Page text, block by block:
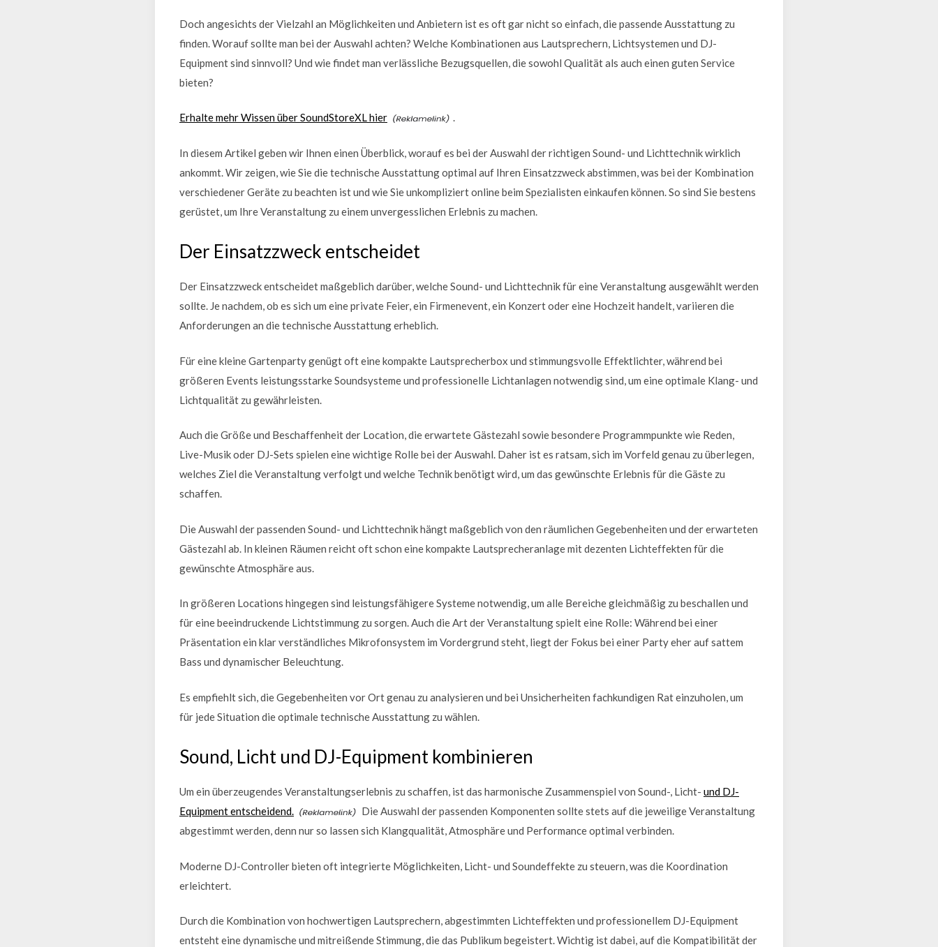
Doch angesichts der Vielzahl an Möglichkeiten und Anbietern ist es oft gar nicht so einfach, die passende Ausstattung zu
finden. Worauf sollte man bei der Auswahl achten? Welche Kombinationen aus Lautsprechern, Lichtsystemen und DJ-
Equipment sind sinnvoll? Und wie findet man verlässliche Bezugsquellen, die sowohl Qualität als auch einen guten Service
bieten?
Erhalte mehr Wissen über SoundStoreXL hier .
In diesem Artikel geben wir Ihnen einen Überblick, worauf es bei der Auswahl der richtigen Sound- und Lichttechnik wirklich
ankommt. Wir zeigen, wie Sie die technische Ausstattung optimal auf Ihren Einsatzzweck abstimmen, was bei der Kombination
verschiedener Geräte zu beachten ist und wie Sie unkompliziert online beim Spezialisten einkaufen können. So sind Sie bestens
gerüstet, um Ihre Veranstaltung zu einem unvergesslichen Erlebnis zu machen.
Der Einsatzzweck entscheidet
Der Einsatzzweck entscheidet maßgeblich darüber, welche Sound- und Lichttechnik für eine Veranstaltung ausgewählt werden
sollte. Je nachdem, ob es sich um eine private Feier, ein Firmenevent, ein Konzert oder eine Hochzeit handelt, variieren die
Anforderungen an die technische Ausstattung erheblich.
Für eine kleine Gartenparty genügt oft eine kompakte Lautsprecherbox und stimmungsvolle Effektlichter, während bei
größeren Events leistungsstarke Soundsysteme und professionelle Lichtanlagen notwendig sind, um eine optimale Klang- und
Lichtqualität zu gewährleisten.
Auch die Größe und Beschaffenheit der Location, die erwartete Gästezahl sowie besondere Programmpunkte wie Reden,
Live-Musik oder DJ-Sets spielen eine wichtige Rolle bei der Auswahl. Daher ist es ratsam, sich im Vorfeld genau zu überlegen,
welches Ziel die Veranstaltung verfolgt und welche Technik benötigt wird, um das gewünschte Erlebnis für die Gäste zu
schaffen.
Die Auswahl der passenden Sound- und Lichttechnik hängt maßgeblich von den räumlichen Gegebenheiten und der erwarteten
Gästezahl ab. In kleinen Räumen reicht oft schon eine kompakte Lautsprecheranlage mit dezenten Lichteffekten für die
gewünschte Atmosphäre aus.
In größeren Locations hingegen sind leistungsfähigere Systeme notwendig, um alle Bereiche gleichmäßig zu beschallen und
für eine beeindruckende Lichtstimmung zu sorgen. Auch die Art der Veranstaltung spielt eine Rolle: Während bei einer
Präsentation ein klar verständliches Mikrofonsystem im Vordergrund steht, liegt der Fokus bei einer Party eher auf sattem
Bass und dynamischer Beleuchtung.
Es empfiehlt sich, die Gegebenheiten vor Ort genau zu analysieren und bei Unsicherheiten fachkundigen Rat einzuholen, um
für jede Situation die optimale technische Ausstattung zu wählen.
Sound, Licht und DJ-Equipment kombinieren
Um ein überzeugendes Veranstaltungserlebnis zu schaffen, ist das harmonische Zusammenspiel von Sound-, Licht- und DJ-
Equipment entscheidend.
Die Auswahl der passenden Komponenten sollte stets auf die jeweilige Veranstaltung
abgestimmt werden, denn nur so lassen sich Klangqualität, Atmosphäre und Performance optimal verbinden.
Moderne DJ-Controller bieten oft integrierte Möglichkeiten, Licht- und Soundeffekte zu steuern, was die Koordination
erleichtert.
Durch die Kombination von hochwertigen Lautsprechern, abgestimmten Lichteffekten und professionellem DJ-Equipment
entsteht eine dynamische und mitreißende Stimmung, die das Publikum begeistert. Wichtig ist dabei, auf die Kompatibilität der